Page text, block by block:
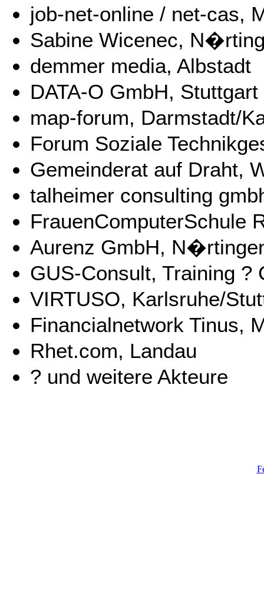
job-net-online / net-cas,
Sabine Wicenec,
demmer media, Albstadt
DATA-O GmbH, Stuttgart
map-forum, Darmstadt/
Forum Soziale
Gemeinderat auf Draht,
talheimer consulting
FrauenComputerSchule
Aurenz GmbH,
GUS-Consult, Training ?
VIRTUSO, Karlsruhe/
Financialnetwork Tinus,
Rhet.com, Landau
? und weitere Akteure